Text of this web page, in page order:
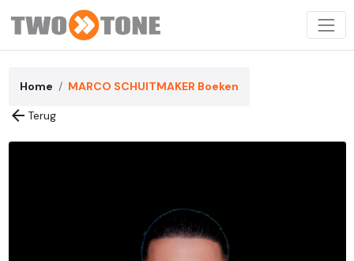
Home MARCO SCHUITMAKER Boeken
arrow_back Terug